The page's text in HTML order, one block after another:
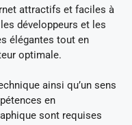
attractifs et faciles à
développeurs et les
élégantes tout en
optimale.
ainsi qu’un sens
en
sont requises